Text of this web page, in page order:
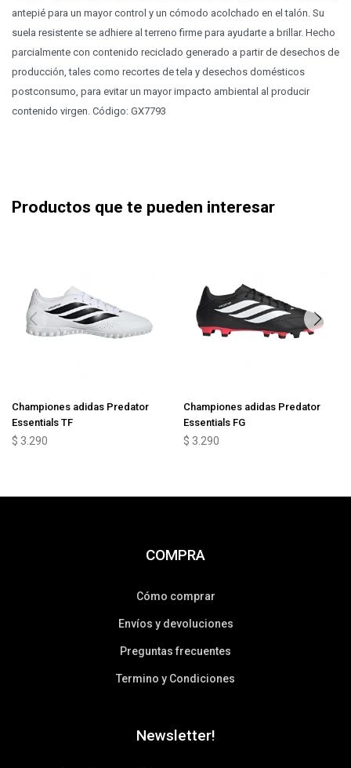
antepié para un mayor control y un cómodo acolchado en el talón. Su
suela resistente se adhiere al terreno firme para ayudarte a brillar. Hecho
parcialmente con contenido reciclado generado a partir de desechos de
producción, tales como recortes de tela y desechos domésticos
postconsumo, para evitar un mayor impacto ambiental al producir
contenido virgen. Código: GX7793
Productos que te pueden interesar
Championes adidas Predator
Essentials TF
$ 3.290
Championes adidas Predator
Essentials FG
$ 3.290
COMPRA
Cómo comprar
Envíos y devoluciones
Preguntas frecuentes
Termino y Condiciones
Newsletter!